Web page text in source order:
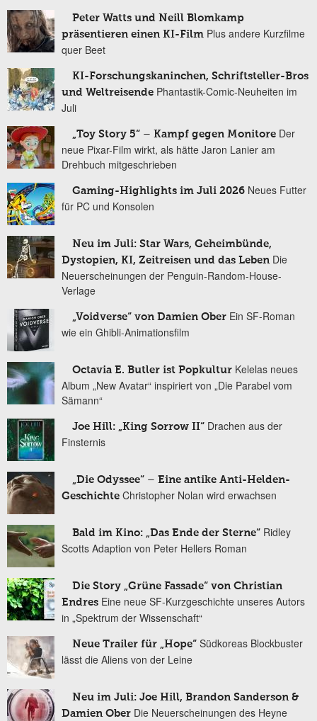
Peter Watts und Neill Blomkamp
präsentieren einen KI-Film Plus andere Kurzfilme
quer Beet
KI-Forschungskaninchen, Schriftsteller-Bros
und Weltreisende Phantastik-Comic-Neuheiten im
Juli
„Toy Story 5“ – Kampf gegen Monitore Der
neue Pixar-Film wirkt, als hätte Jaron Lanier am
Drehbuch mitgeschrieben
Gaming-Highlights im Juli 2026 Neues Futter
für PC und Konsolen
Neu im Juli: Star Wars, Geheimbünde,
Dystopien, KI, Zeitreisen und das Leben Die
Neuerscheinungen der Penguin-Random-House-
Verlage
„Voidverse“ von Damien Ober Ein SF-Roman
wie ein Ghibli-Animationsfilm
Octavia E. Butler ist Popkultur Kelelas neues
Album „New Avatar“ inspiriert von „Die Parabel vom
Sämann“
Joe Hill: „King Sorrow II“ Drachen aus der
Finsternis
„Die Odyssee“ – Eine antike Anti-Helden-
Geschichte Christopher Nolan wird erwachsen
Bald im Kino: „Das Ende der Sterne“ Ridley
Scotts Adaption von Peter Hellers Roman
Die Story „Grüne Fassade“ von Christian
Endres Eine neue SF-Kurzgeschichte unseres Autors
in „Spektrum der Wissenschaft“
Neue Trailer für „Hope“ Südkoreas Blockbuster
lässt die Aliens von der Leine
Neu im Juli: Joe Hill, Brandon Sanderson &
Damien Ober Die Neuerscheinungen des Heyne